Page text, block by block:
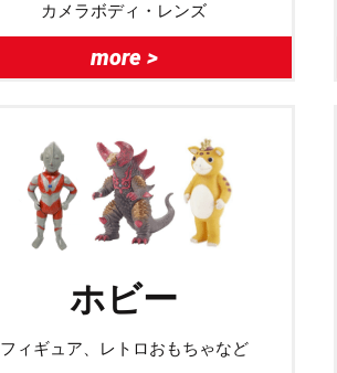
カメラボディ・レンズ
more >
ホビー
フィギュア、レトロおもちゃなど